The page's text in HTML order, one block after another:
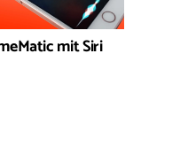
mit Siri